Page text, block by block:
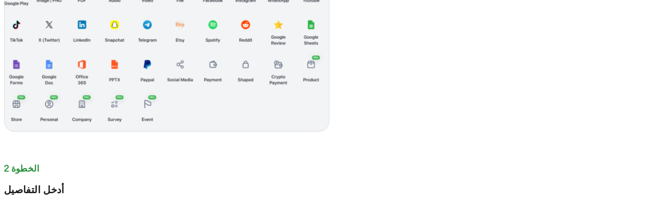
الخطوة 2
أدخل التفاصيل